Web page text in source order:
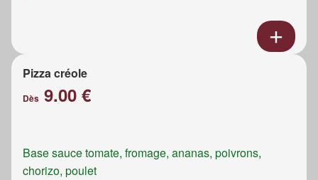
Pizza créole
Dès 9.00 €
Base sauce tomate, fromage, ananas, poivrons,
chorizo, poulet